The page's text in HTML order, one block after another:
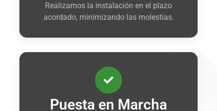
Realizamos la instalación en el plazo
acordado, minimizando las molestias.
Puesta en Marcha